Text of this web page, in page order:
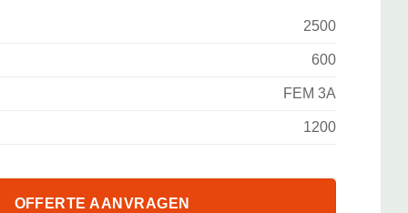
2500
600
FEM 3A
1200
OFFERTE AANVRAGEN